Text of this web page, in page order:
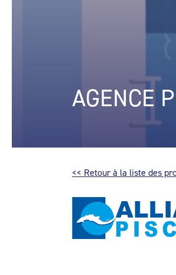
AGENCE
<< Retour à la liste des